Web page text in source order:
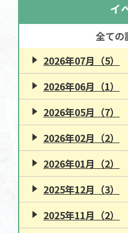
イ
全ての
2026年07月（5）
2026年06月（1）
2026年05月（7）
2026年02月（2）
2026年01月（2）
2025年12月（3）
2025年11月（2）